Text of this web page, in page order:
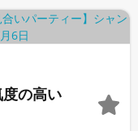
度の高い